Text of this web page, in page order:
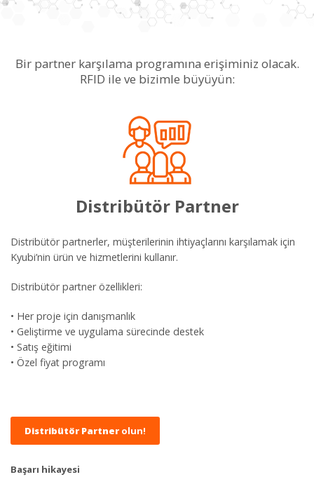
Bir partner karşılama programına erişiminiz olacak.
RFID ile ve bizimle büyüyün:
Distribütör Partner
Distribütör partnerler, müşterilerinin ihtiyaçlarını karşılamak için
Kyubi’nin ürün ve hizmetlerini kullanır.
Distribütör partner özellikleri:
• Her proje için danışmanlık
• Geliştirme ve uygulama sürecinde destek
• Satış eğitimi
• Özel fiyat programı
Distribütör Partner olun!
Başarı hikayesi